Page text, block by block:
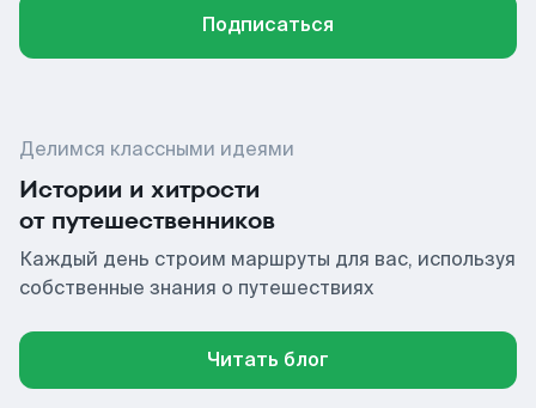
Подписаться
Делимся классными идеями
Истории и хитрости
от путешественников
Каждый день строим маршруты для вас, используя
собственные знания о путешествиях
Читать блог